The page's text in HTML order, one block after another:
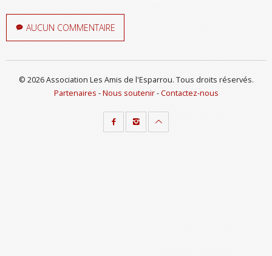
AUCUN COMMENTAIRE
© 2026 Association Les Amis de l'Esparrou. Tous droits réservés.
Partenaires -Nous soutenir-Contactez-nous